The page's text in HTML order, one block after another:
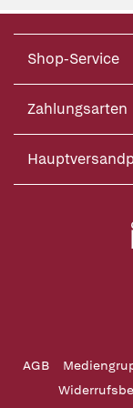
Shop-Service
Zahlungsarten
AGB